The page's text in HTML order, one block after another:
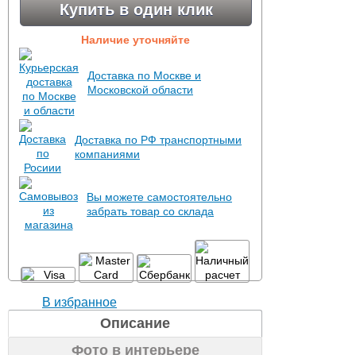
Купить в один клик
Наличие уточняйте
Доставка по Москве и
Московской области
Доставка по РФ транспортными
компаниями
Вы можете самостоятельно
забрать товар со склада
В избранное
Описание
Фото в интерьере